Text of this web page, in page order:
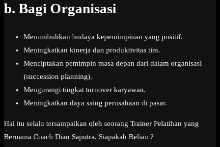
b. Bagi Organisasi
Menumbuhkan budaya kepemimpinan yang positif.
Meningkatkan kinerja dan produktivitas tim.
Menciptakan pemimpin masa depan dari dalam organisasi
(succession planning).
Mengurangi tingkat turnover karyawan.
Meningkatkan daya saing perusahaan di pasar.
Hal itu selalu tersampaikan oleh seorang Trainer Pelatihan yang
Bernama Coach Dian Saputra. Siapakah Beliau ?